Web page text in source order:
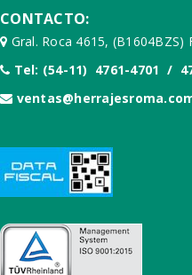
CONTACTO:
Gral. Roca 4615, (B1604BZS)
Tel: (54-11) 4761-4701 /